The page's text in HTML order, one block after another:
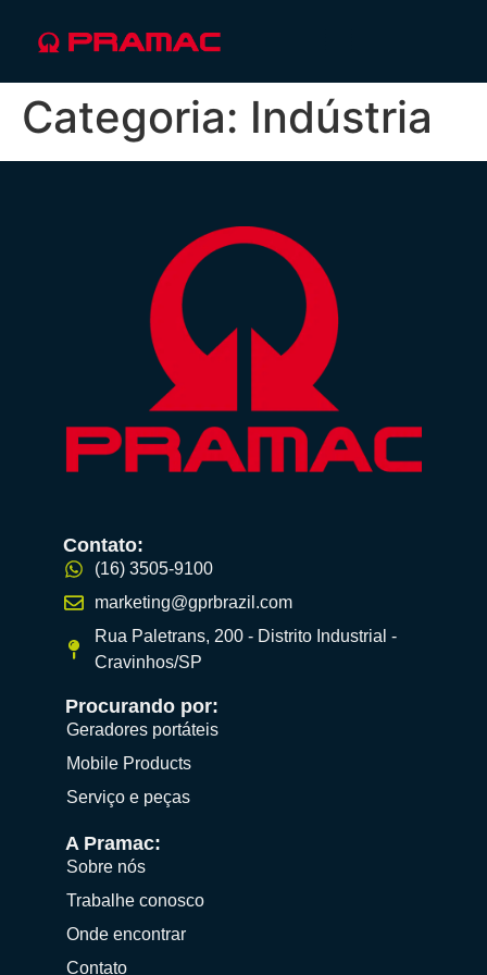
Categoria: Indústria
Contato:
(16) 3505-9100
marketing@gprbrazil.com
Rua Paletrans, 200 - Distrito Industrial -
Cravinhos/SP
Procurando por:
Geradores portáteis
Mobile Products
Serviço e peças
A Pramac:
Sobre nós
Trabalhe conosco
Onde encontrar
Contato